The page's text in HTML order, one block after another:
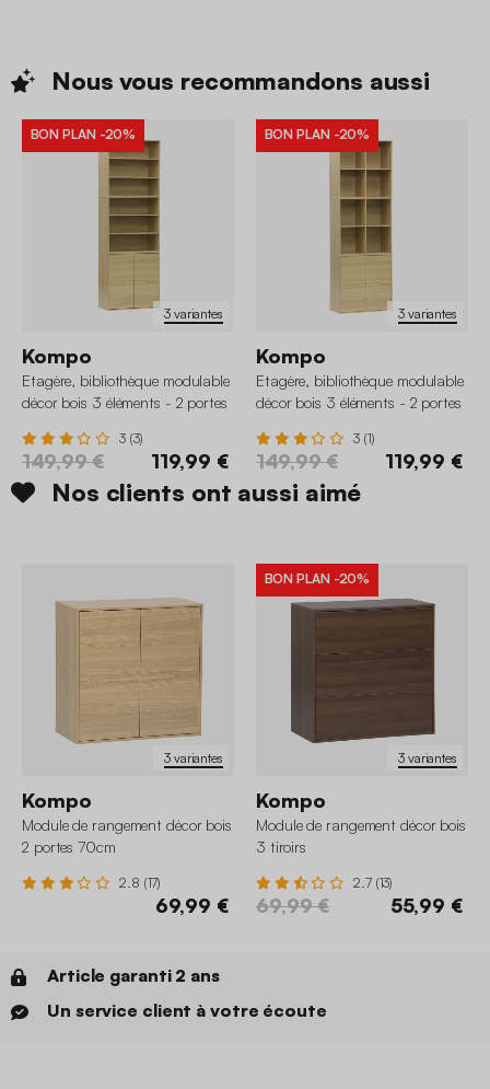
Nous vous recommandons aussi
3 variantes
BON PLAN -20%
Kompo
Etagère, bibliothèque modulable
décor bois 3 éléments - 2 portes
3 (3)
149,99 € 119,99 €
3 variantes
BON PLAN -20%
Kompo
Etagère, bibliothèque modulable
décor bois 3 éléments - 2 portes
3 (1)
149,99 € 119,99 €
Nos clients ont aussi aimé
3 variantes
Kompo
Module de rangement décor bois
2 portes 70cm
2.8 (17)
69,99 €
3 variantes
BON PLAN -20%
Kompo
Module de rangement décor bois
3 tiroirs
2.7 (13)
69,99 € 55,99 €
Article garanti 2 ans
Un service client à votre écoute